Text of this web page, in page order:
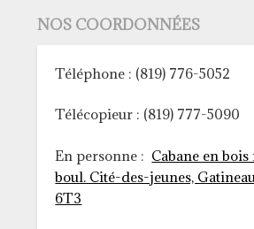
NOS COORDONNÉES
Téléphone : (819) 776-5052
Télécopieur : (819) 777-5090
En personne : Cabane en bois
boul. Cité-des-jeunes,
6T3